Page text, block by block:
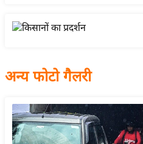
ज
ग
वि
शे
ज्ञ
रा
अन्य फोटो गैलरी